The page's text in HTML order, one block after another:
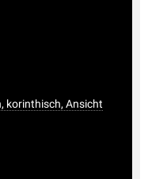
korinthisch, Ansicht